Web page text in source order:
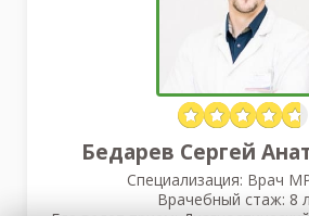
Бедарев Сергей
Специализация: Врач
Врачебный стаж: 8